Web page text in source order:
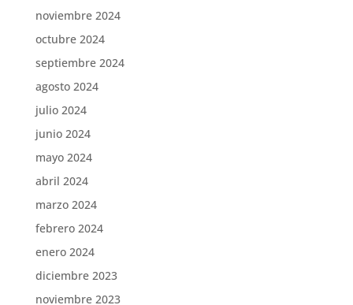
noviembre 2024
octubre 2024
septiembre 2024
agosto 2024
julio 2024
junio 2024
mayo 2024
abril 2024
marzo 2024
febrero 2024
enero 2024
diciembre 2023
noviembre 2023